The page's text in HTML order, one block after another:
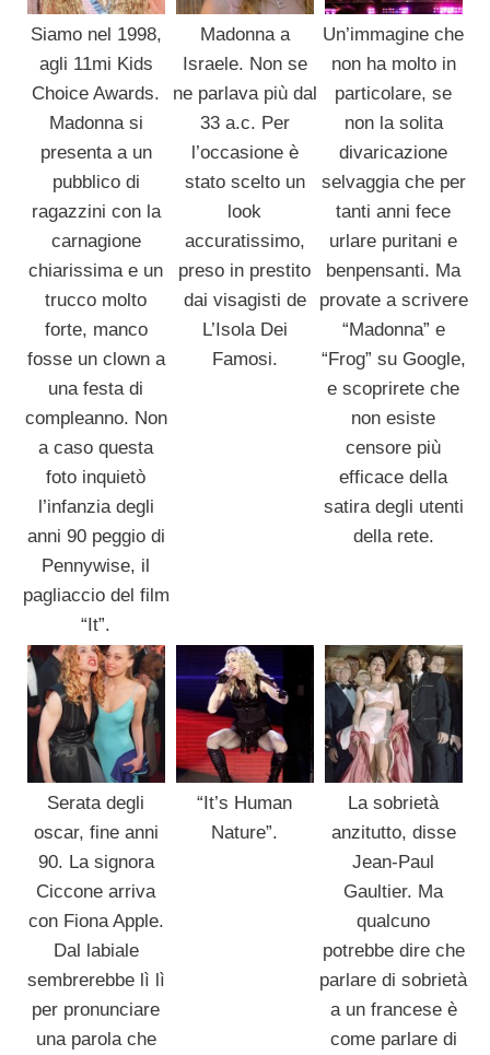
Siamo nel 1998,
agli 11mi Kids
Choice Awards.
Madonna si
presenta a un
pubblico di
ragazzini con la
carnagione
chiarissima e un
trucco molto
forte, manco
fosse un clown a
una festa di
compleanno. Non
a caso questa
foto inquietò
l’infanzia degli
anni 90 peggio di
Pennywise, il
pagliaccio del film
“It”.
Madonna a
Israele. Non se
ne parlava più dal
33 a.c. Per
l’occasione è
stato scelto un
look
accuratissimo,
preso in prestito
dai visagisti de
L’Isola Dei
Famosi.
Un’immagine che
non ha molto in
particolare, se
non la solita
divaricazione
selvaggia che per
tanti anni fece
urlare puritani e
benpensanti. Ma
provate a scrivere
“Madonna” e
“Frog” su Google,
e scoprirete che
non esiste
censore più
efficace della
satira degli utenti
della rete.
Serata degli
oscar, fine anni
90. La signora
Ciccone arriva
con Fiona Apple.
Dal labiale
sembrerebbe lì lì
per pronunciare
una parola che
“It’s Human
Nature”.
La sobrietà
anzitutto, disse
Jean-Paul
Gaultier. Ma
qualcuno
potrebbe dire che
parlare di sobrietà
a un francese è
come parlare di